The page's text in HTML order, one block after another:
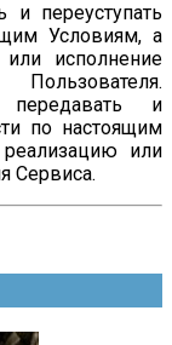
и переуступать
Условиям, а
исполнение
и
по настоящим
или
Сервиса.